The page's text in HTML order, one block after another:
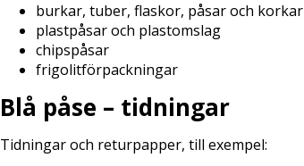
burkar, tuber, flaskor, påsar och korkar
plastpåsar och plastomslag
chipspåsar
frigolitförpackningar
Blå påse – tidningar
Tidningar och returpapper, till exempel: